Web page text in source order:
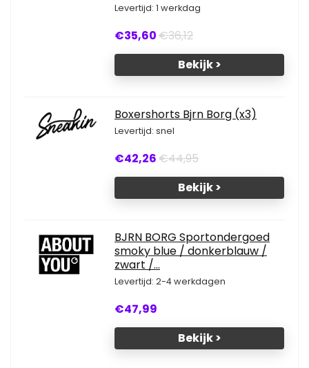
Levertijd: 1 werkdag
€35,60€36,12
Bekijk >
Boxershorts Bjrn Borg (x3)
Levertijd: snel
€42,26€44,95
Bekijk >
BJRN BORG Sportondergoed
smoky blue / donkerblauw /
zwart /...
Levertijd: 2-4 werkdagen
€47,99
Bekijk >